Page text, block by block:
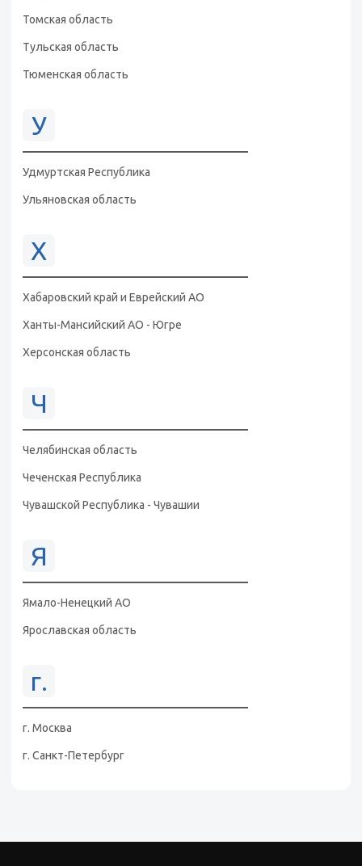
Томская область
Тульская область
Тюменская область
У
Удмуртская Республика
Ульяновская область
Х
Хабаровский край и Еврейский АО
Ханты-Мансийский АО - Югре
Херсонская область
Ч
Челябинская область
Чеченская Республика
Чувашской Республика - Чувашии
Я
Ямало-Ненецкий АО
Ярославская область
г.
г. Москва
г. Санкт-Петербург